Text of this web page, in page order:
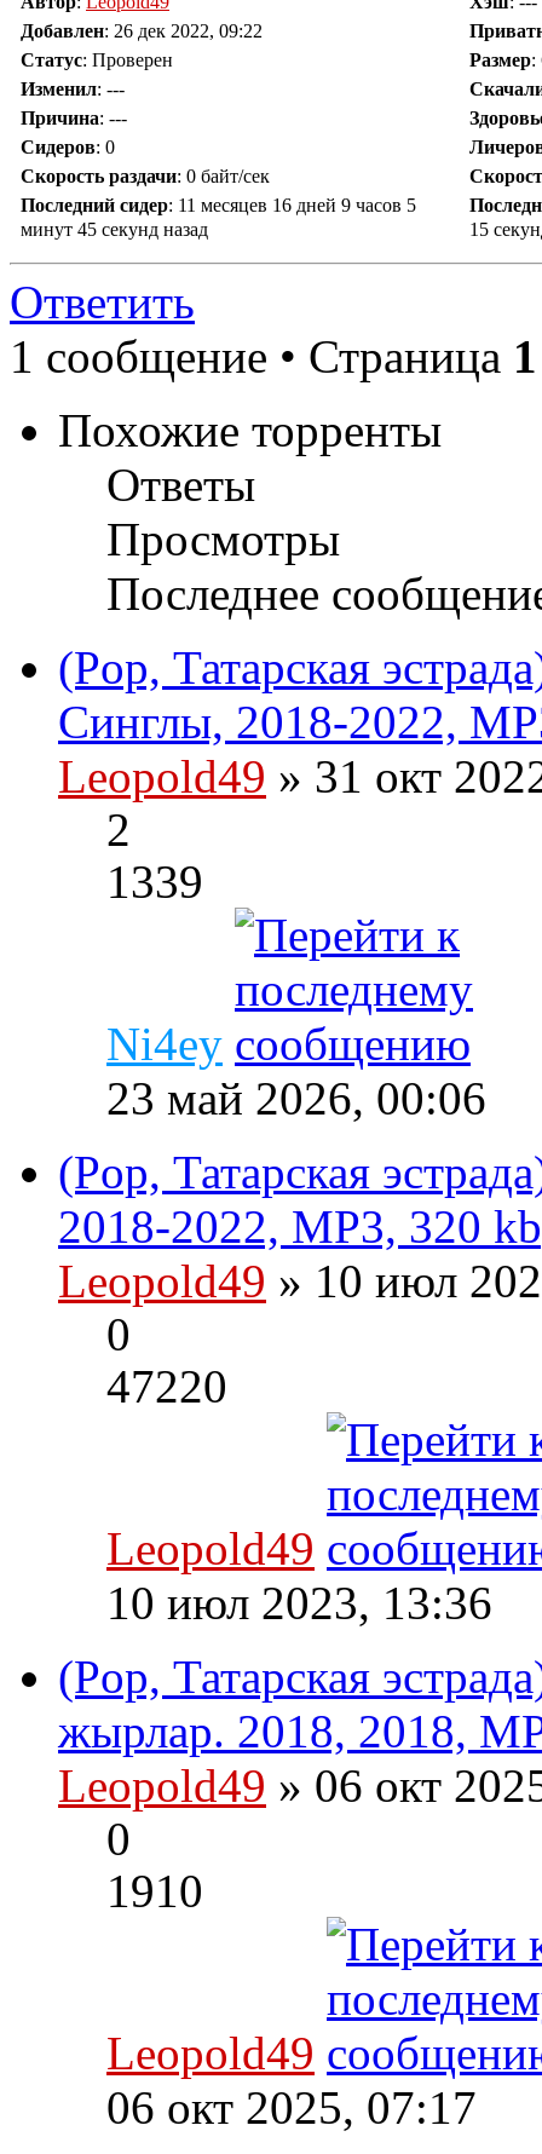
Добавлен: 26 дек 2022, 09:22
Статус: Проверен Размер:
Изменил: ---
Причина: ---
Сидеров: 0
Скорость раздачи: 0 байт/сек
Последний сидер: 11 месяцев 16 дней 9 часов 5
минут 45 секунд назад
15
Ответить
1 сообщение • Страница 1
Похожие торренты
Ответы
Просмотры
Последнее
(Pop, Татарская
Синглы, 2018-2022,
Leopold49 » 31 окт
2
1339
Ni4ey
23 май 2026, 00:06
(Pop, Татарская
2018-2022, MP3, 320
Leopold49 » 10 июл
0
47220
Leopold49
10 июл 2023, 13:36
(Pop, Татарская
жырлар. 2018, 2018,
Leopold49 » 06 окт
0
1910
Leopold49
06 окт 2025, 07:17